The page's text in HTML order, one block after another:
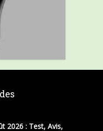
2026 : Test, Avis,